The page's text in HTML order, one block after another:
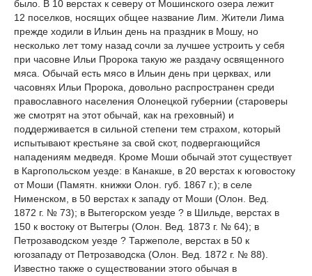
было. В 10 верстах к северу от Мошинского озера лежит
12 поселков, носящих общее название Лим. Жители Лима
прежде ходили в Ильин день на праздник в Мошу, но
несколько лет тому назад сочли за лучшее устроить у себя
при часовне Ильи Пророка такую же раздачу освященного
мяса. Обычай есть мясо в Ильин день при церквах, или
часовнях Ильи Пророка, довольно распространен среди
православного населения Олонецкой губернии (староверы
же смотрят на этот обычай, как на греховный) и
поддерживается в сильной степени тем страхом, который
испытывают крестьяне за свой скот, подвергающийся
нападениям медведя. Кроме Моши обычай этот существует
в Каргопольском уезде: в Канакше, в 20 верстах к юговостоку
от Моши (Памятн. книжки Олон. губ. 1867 г.); в селе
Нименском, в 50 верстах к западу от Моши (Олон. Вед.
1872 г. № 73); в Вытегорском уезде ? в Шильде, верстах в
150 к востоку от Вытегры (Олон. Вед. 1873 г. № 64); в
Петрозаводском уезде ? Таржеполе, верстах в 50 к
югозападу от Петрозаводска (Олон. Вед. 1872 г. № 88).
Известно также о существовании этого обычая в